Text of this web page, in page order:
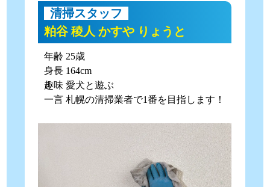
清掃スタッフ
粕谷 稜人 かすや りょうと
年齢 25歳
身長 164cm
趣味 愛犬と遊ぶ
一言 札幌の清掃業者で1番を目指します！